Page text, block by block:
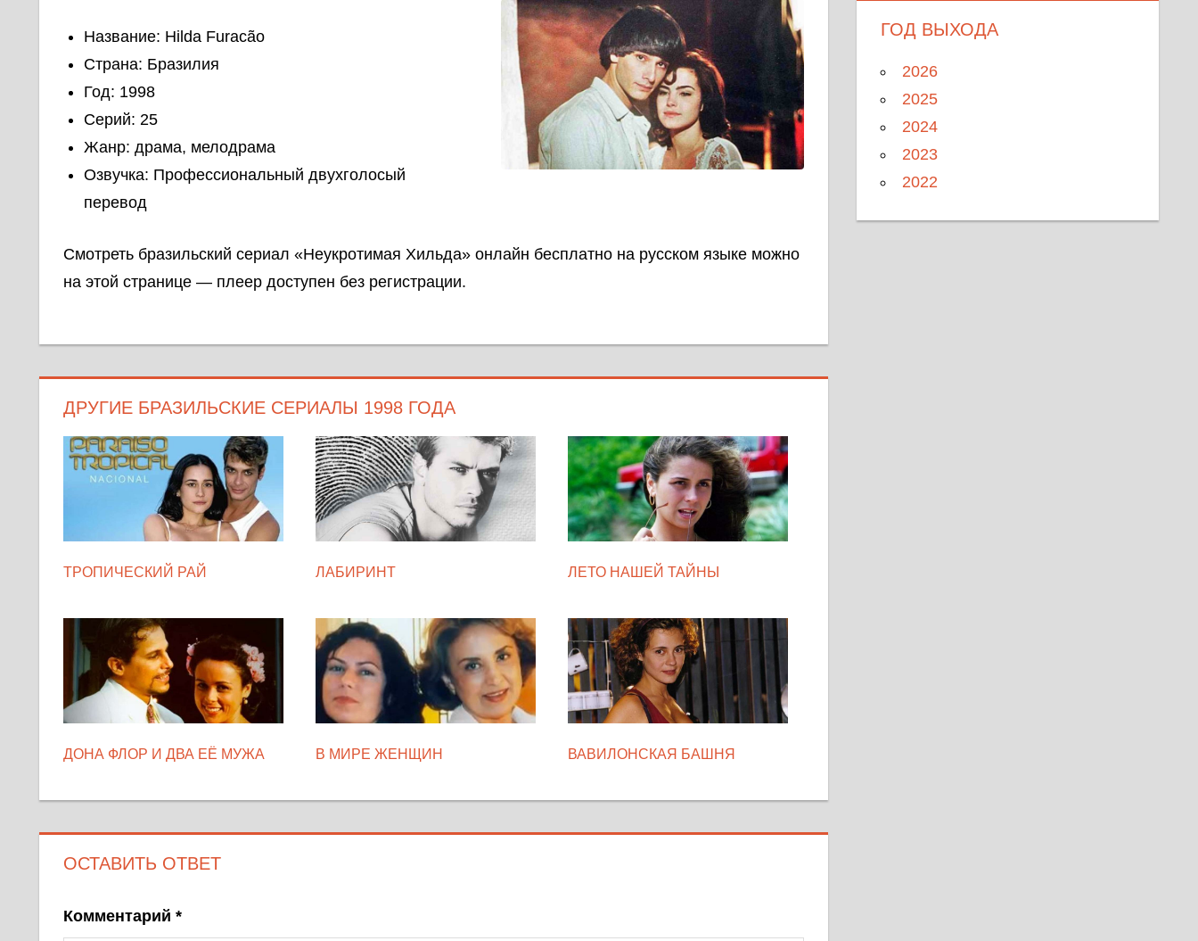
Название: Hilda Furacão
Страна: Бразилия
Год: 1998
Серий: 25
Жанр: драма, мелодрама
Озвучка: Профессиональный двухголосый
перевод
Смотреть бразильский сериал «Неукротимая Хильда» онлайн бесплатно на русском языке можно
на этой странице — плеер доступен без регистрации.
ДРУГИЕ БРАЗИЛЬСКИЕ СЕРИАЛЫ 1998 ГОДА
ТРОПИЧЕСКИЙ РАЙ ЛАБИРИНТ ЛЕТО НАШЕЙ ТАЙНЫ
ДОНА ФЛОР И ДВА ЕЁ МУЖА В МИРЕ ЖЕНЩИН ВАВИЛОНСКАЯ БАШНЯ
ОСТАВИТЬ ОТВЕТ
Комментарий *
ГОД ВЫХОДА
2026
2025
2024
2023
2022